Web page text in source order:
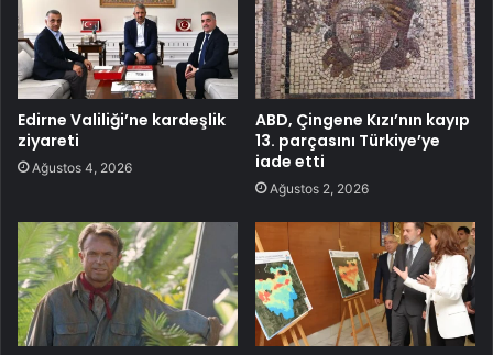
Edirne Valiliği’ne kardeşlik
ziyareti
Ağustos 4, 2026
ABD, Çingene Kızı’nın kayıp
13. parçasını Türkiye’ye
iade etti
Ağustos 2, 2026